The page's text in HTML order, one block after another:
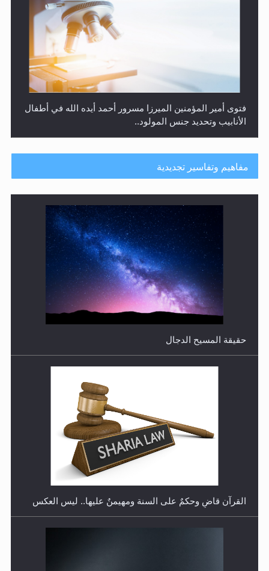
هل من الصحيح أن ديّة المرأة المقتولة تساوي نصف ديّة
هل تعتبر الأشفار الاصطناعية (الرموش الاصطناعية) والأظافر
البلاستيكية وطلاء الأظافر حاجبا للوضوء وهل يُسمح الصلاة
بها؟
هل يُحسب حول الزكاة وفق السنة الميلادية أو الهجرية؟
مفاهيم وتفاسير تجديدية
القرآن قاضٍ وحكمٌ على السنة ومهيمنٌ عليها.. ليس العكس
لا ناسخ ولا منسوخ في القرآن الكريم